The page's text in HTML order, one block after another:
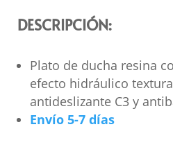
DESCRIPCIÓN:
Plato de ducha resina
efecto hidráulico
antideslizante C3 y
Envío 5-7 días